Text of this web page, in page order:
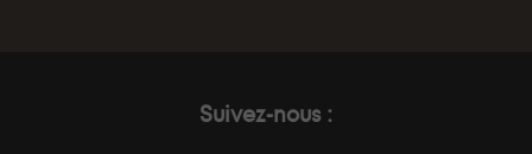
Suivez-nous :